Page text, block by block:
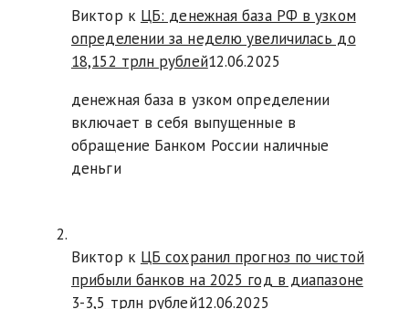
Виктор к ЦБ: денежная база РФ в узком
определении за неделю увеличилась до
18,152 трлн рублей12.06.2025
денежная база в узком определении
включает в себя выпущенные в
обращение Банком России наличные
деньги
Виктор к ЦБ сохранил прогноз по чистой
прибыли банков на 2025 год в диапазоне
3-3,5 трлн рублей12.06.2025